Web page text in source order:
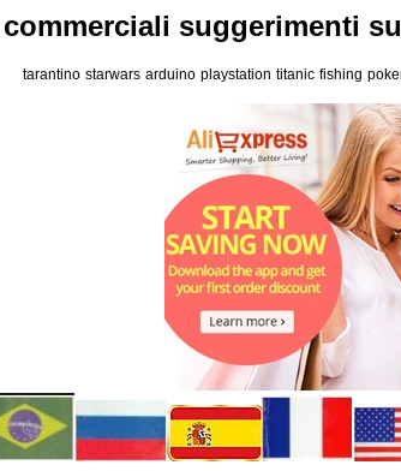
suggerimenti
tarantino starwars arduino playstation titanic fishing